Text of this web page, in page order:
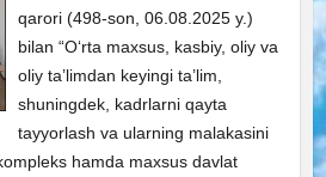
qarori (498-son, 06.08.2025 y.)
bilan “O‘rta maxsus, kasbiy, oliy va
oliy ta’limdan keyingi ta’lim,
shuningdek, kadrlarni qayta
tayyorlash va ularning malakasini
hamda maxsus davlat